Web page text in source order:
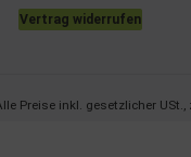
Vertrag widerrufen
Preise inkl. gesetzlicher USt.,